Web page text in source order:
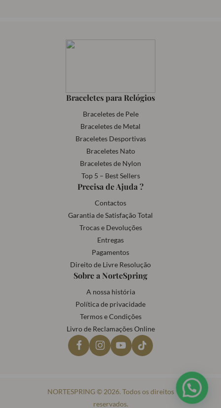
Braceletes para Relógios
Braceletes de Pele
Braceletes de Metal
Braceletes Desportivas
Braceletes Nato
Braceletes de Nylon
Top 5 – Best Sellers
Precisa de Ajuda ?
Contactos
Garantia de Satisfação Total
Trocas e Devoluções
Entregas
Pagamentos
Direito de Livre Resolução
Sobre a NorteSpring
A nossa história
Política de privacidade
Termos e Condições
Livro de Reclamações Online
NORTESPRING © 2026. Todos os direitos
reservados.